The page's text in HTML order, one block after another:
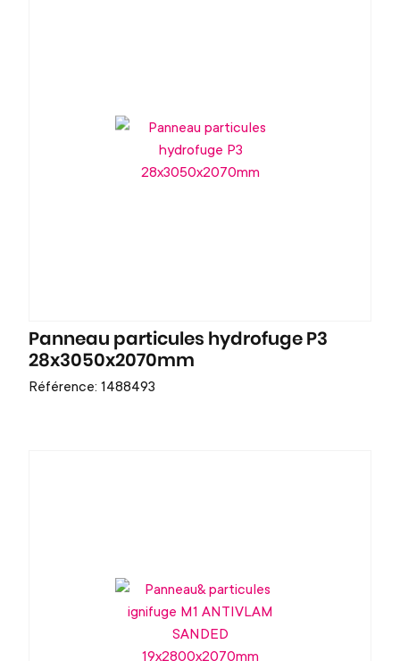
Panneau particules hydrofuge P3
28x3050x2070mm
Référence: 1488493